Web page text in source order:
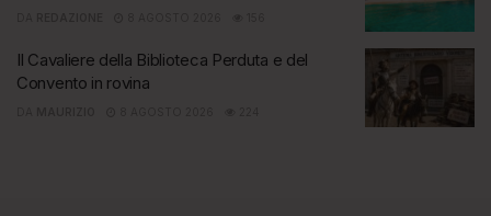
Il Cavaliere della Biblioteca Perduta e del
Convento in rovina